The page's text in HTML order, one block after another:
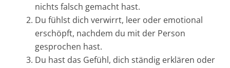
nichts falsch gemacht hast.
Du fühlst dich verwirrt, leer oder emotional
erschöpft, nachdem du mit der Person
gesprochen hast.
Du hast das Gefühl, dich ständig erklären oder